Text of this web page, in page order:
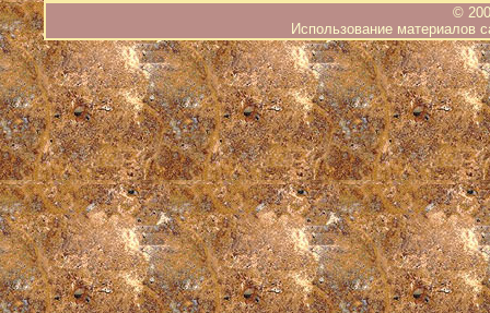
©
Использование материалов